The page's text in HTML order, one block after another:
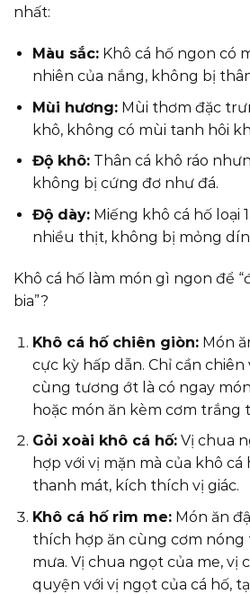
nhất:
Màu sắc:Khô cá hố ngon có
nhiên của nắng, không bị
Mùi hương:Mùi thơm đặc
khô, không có mùi tanh hôi
Độ khô:Thân cá khô ráo
không bị cứng đơ như đá.
Độ dày:Miếng khô cá hố loại
nhiều thịt, không bị mỏng
Khô cá hố làm món gì ngon để
bia”?
Khô cá hố chiên giòn:Món
cực kỳ hấp dẫn. Chỉ cần chiên
cùng tương ớt là có ngay món
hoặc món ăn kèm cơm trắng
Gỏi xoài khô cá hố:Vị chua
hợp với vị mặn mà của khô
thanh mát, kích thích vị giác.
Khô cá hố rim me:Món ăn
thích hợp ăn cùng cơm
mưa. Vị chua ngọt của me, vị
quyện với vị ngọt của cá hố,